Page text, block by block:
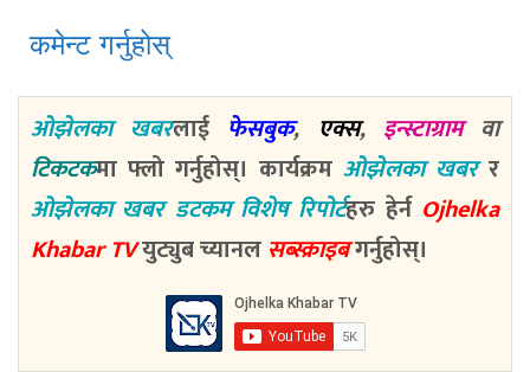
कमेन्ट गर्नुहोस्
ओझेलका खबरलाई फेसबुक, एक्स, इन्स्टाग्रामवा
टिकटकमा फ्लो गर्नुहोस्। कार्यक्रम ओझेलका खबरर
ओझेलका खबर डटकम विशेष रिपोर्टहरु हेर्न Ojhelka
Khabar TVयुट्युब च्यानल सब्स्क्राइबगर्नुहोस्।